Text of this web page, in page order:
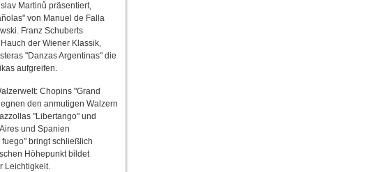
Martinů präsentiert,
von Manuel de Falla
Franz Schuberts
der Wiener Klassik,
"Danzas Argentinas" die
aufgreifen.
Chopins "Grand
den anmutigen Walzern
"Libertango" und
und Spanien
bringt schließlich
Höhepunkt bildet
Leichtigkeit.